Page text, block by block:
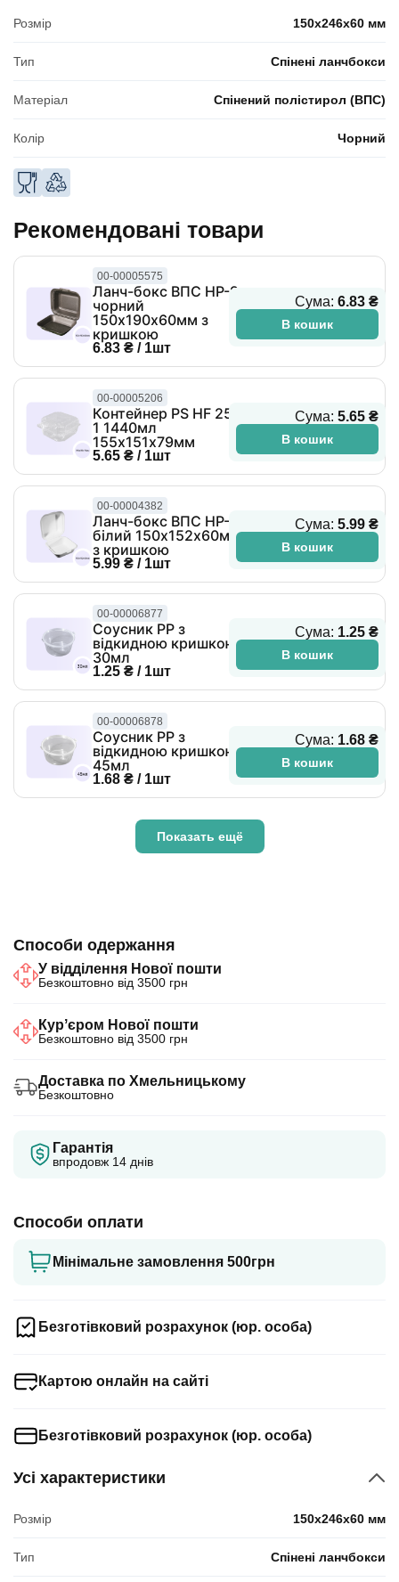
Розмір 150x246x60 мм
Тип Спінені ланчбокси
Матеріал Спінений полістирол (ВПС)
Колір Чорний
Рекомендовані товари
00-00005575
Ланч-бокс ВПС HP-9
чорний
150х190х60мм з
кришкою
6.83 ₴ / 1шт
Сума: 6.83 ₴
В кошик
00-00005206
Контейнер PS HF 25-
1 1440мл
155х151х79мм
5.65 ₴ / 1шт
Сума: 5.65 ₴
В кошик
00-00004382
Ланч-бокс ВПС HP-6
білий 150х152х60мм
з кришкою
5.99 ₴ / 1шт
Сума: 5.99 ₴
В кошик
00-00006877
Соусник PP з
відкидною кришкою
30мл
1.25 ₴ / 1шт
Сума: 1.25 ₴
В кошик
00-00006878
Соусник PP з
відкидною кришкою
45мл
1.68 ₴ / 1шт
Сума: 1.68 ₴
В кошик
Показать ещё
Усі характеристики
Розмір 150x246x60 мм
Тип Спінені ланчбокси
Способи одержання
У відділення Нової пошти
Безкоштовно від 3500 грн
Курʼєром Нової пошти
Безкоштовно від 3500 грн
Доставка по Хмельницькому
Безкоштовно
Гарантія
впродовж 14 днів
Способи оплати
Мінімальне замовлення 500грн
Безготівковий розрахунок (юр. особа)
Картою онлайн на сайті
Безготівковий розрахунок (юр. особа)